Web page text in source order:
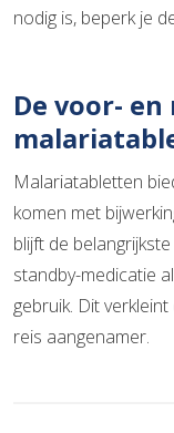
nodig is, beperk je
De voor-
Malariatabletten
komen met
blijft de
standby-medicatie
gebruik. Dit
reis aangenamer.